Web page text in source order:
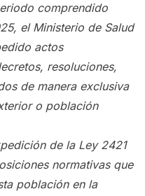
comprendido
el Ministerio de Salud
actos
resoluciones,
de manera exclusiva
o población
de la Ley 2421
normativas que
población en la